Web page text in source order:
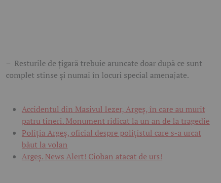
– Resturile de țigară trebuie aruncate doar după ce sunt
complet stinse și numai în locuri special amenajate.
Accidentul din Masivul Iezer, Argeș, în care au murit
patru tineri. Monument ridicat la un an de la tragedie
Poliția Argeș, oficial despre polițistul care s-a urcat
băut la volan
Argeş. News Alert! Cioban atacat de urs!